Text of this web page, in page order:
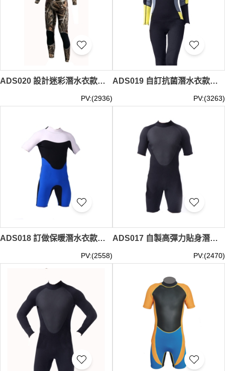
ADS020 設計迷彩潛水衣款式 訂做連體潛水衣款式 3MM 製作保暖潛水衣款式 潛水衣廠房
PV:(2936)
ADS019 自訂抗菌潛水衣款式 設計女士潛水衣款式 3MM 製作連體潛水衣款式 潛水衣生產商 女裝潛水衣 女裝潛水褲 水母衣
PV:(3263)
ADS018 訂做保暖潛水衣款式 製作短袖潛水衣款式 3MM 自訂潛水衣款式 潛水衣中心
PV:(2558)
ADS017 自製高彈力貼身潛水衣 訂造短袖潛水衣款式 3MM 製作潛水衣款式 潛水衣中心
PV:(2470)